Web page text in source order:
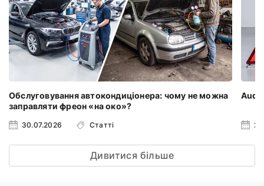
Обслуговування автокондиціонера: чому не можна
заправляти фреон «на око»?
30.07.2026 Статті
Audi
Дивитися більше